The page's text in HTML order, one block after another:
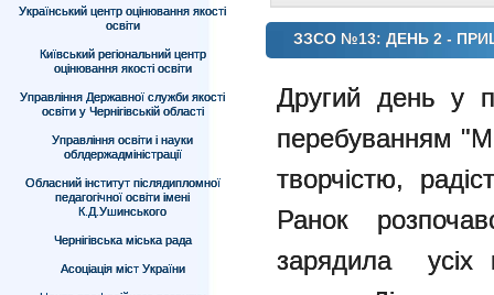
Український центр оцінювання якості
освіти
Київський регіональний центр
оцінювання якості освіти
Управління Державної служби якості
освіти у Чернігівській області
Управління освіти і науки
облдержадміністрації
Обласний інститут післядипломної
педагогічної освіти імені
К.Д.Ушинського
Чернігівська міська рада
Асоціація міст України
ЗЗСО №13: ДЕНЬ 2 -
Другий день у
перебуванням
творчістю,
Ранок
зарядила усіх